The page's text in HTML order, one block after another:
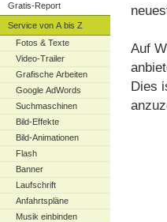
Gratis-Report
Service von A bis Z
Fotos & Texte
Video-Trailer
Grafische Arbeiten
Google AdWords
Suchmaschinen
Bild-Effekte
Bild-Animationen
Flash
Banner
Laufschrift
Anfahrtspläne
Musik einbinden
Auf
Dies